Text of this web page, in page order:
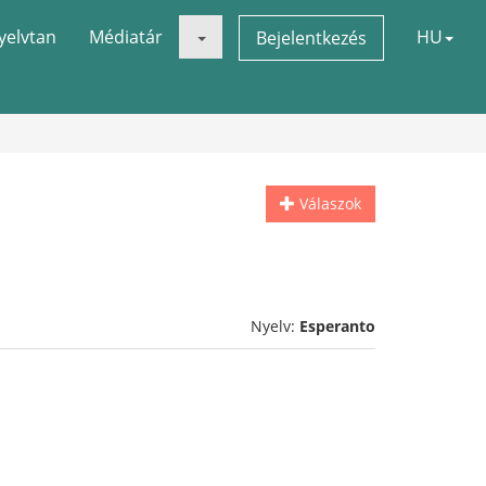
Médiatár Bejelentkezés HU
Válaszok
Nyelv: Esperanto